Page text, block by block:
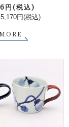
円(税込)
円(税込)